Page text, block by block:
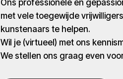
met vele toegewijde
kunstenaars te helpen.
Wil je (virtueel) met ons
We stellen ons graag even